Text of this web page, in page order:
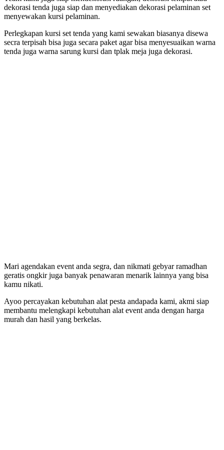
dekorasi tenda juga siap dan menyediakan dekorasi pelaminan set
menyewakan kursi pelaminan.
Perlegkapan kursi set tenda yang kami sewakan biasanya disewa
secra terpisah bisa juga secara paket agar bisa menyesuaikan warna
tenda juga warna sarung kursi dan tplak meja juga dekorasi.
Mari agendakan event anda segra, dan nikmati gebyar ramadhan
geratis ongkir juga banyak penawaran menarik lainnya yang bisa
kamu nikati.
Ayoo percayakan kebutuhan alat pesta andapada kami, akmi siap
membantu melengkapi kebutuhan alat event anda dengan harga
murah dan hasil yang berkelas.